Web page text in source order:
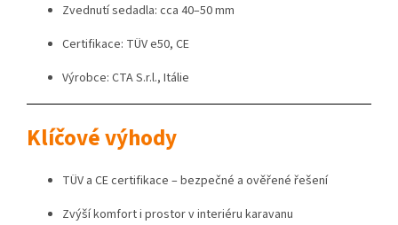
Zvednutí sedadla: cca 40–50 mm
Certifikace: TÜV e50, CE
Výrobce: CTA S.r.l., Itálie
Klíčové výhody
TÜV a CE certifikace – bezpečné a ověřené řešení
Zvýší komfort i prostor v interiéru karavanu